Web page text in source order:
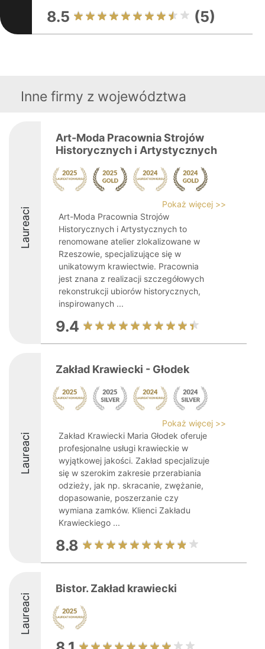
8.5 (5)
Inne firmy z województwa
Laureaci
Art-Moda Pracownia Strojów
Historycznych i Artystycznych
Pokaż więcej >>
Art-Moda Pracownia Strojów
Historycznych i Artystycznych to
renomowane atelier zlokalizowane w
Rzeszowie, specjalizujące się w
unikatowym krawiectwie. Pracownia
jest znana z realizacji szczegółowych
rekonstrukcji ubiorów historycznych,
inspirowanych ...
9.4
Laureaci
Zakład Krawiecki - Głodek
Pokaż więcej >>
Zakład Krawiecki Maria Głodek oferuje
profesjonalne usługi krawieckie w
wyjątkowej jakości. Zakład specjalizuje
się w szerokim zakresie przerabiania
odzieży, jak np. skracanie, zwężanie,
dopasowanie, poszerzanie czy
wymiana zamków. Klienci Zakładu
Krawieckiego ...
8.8
Laureaci
Bistor. Zakład krawiecki